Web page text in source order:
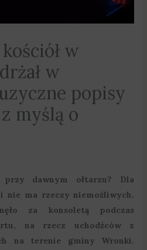
w
w
popisy
myślą o
przy dawnym ołtarzu? Dla
nie ma rzeczy niemożliwych.
za konsoletą podczas
na rzecz uchodźców z
na terenie gminy Wronki.